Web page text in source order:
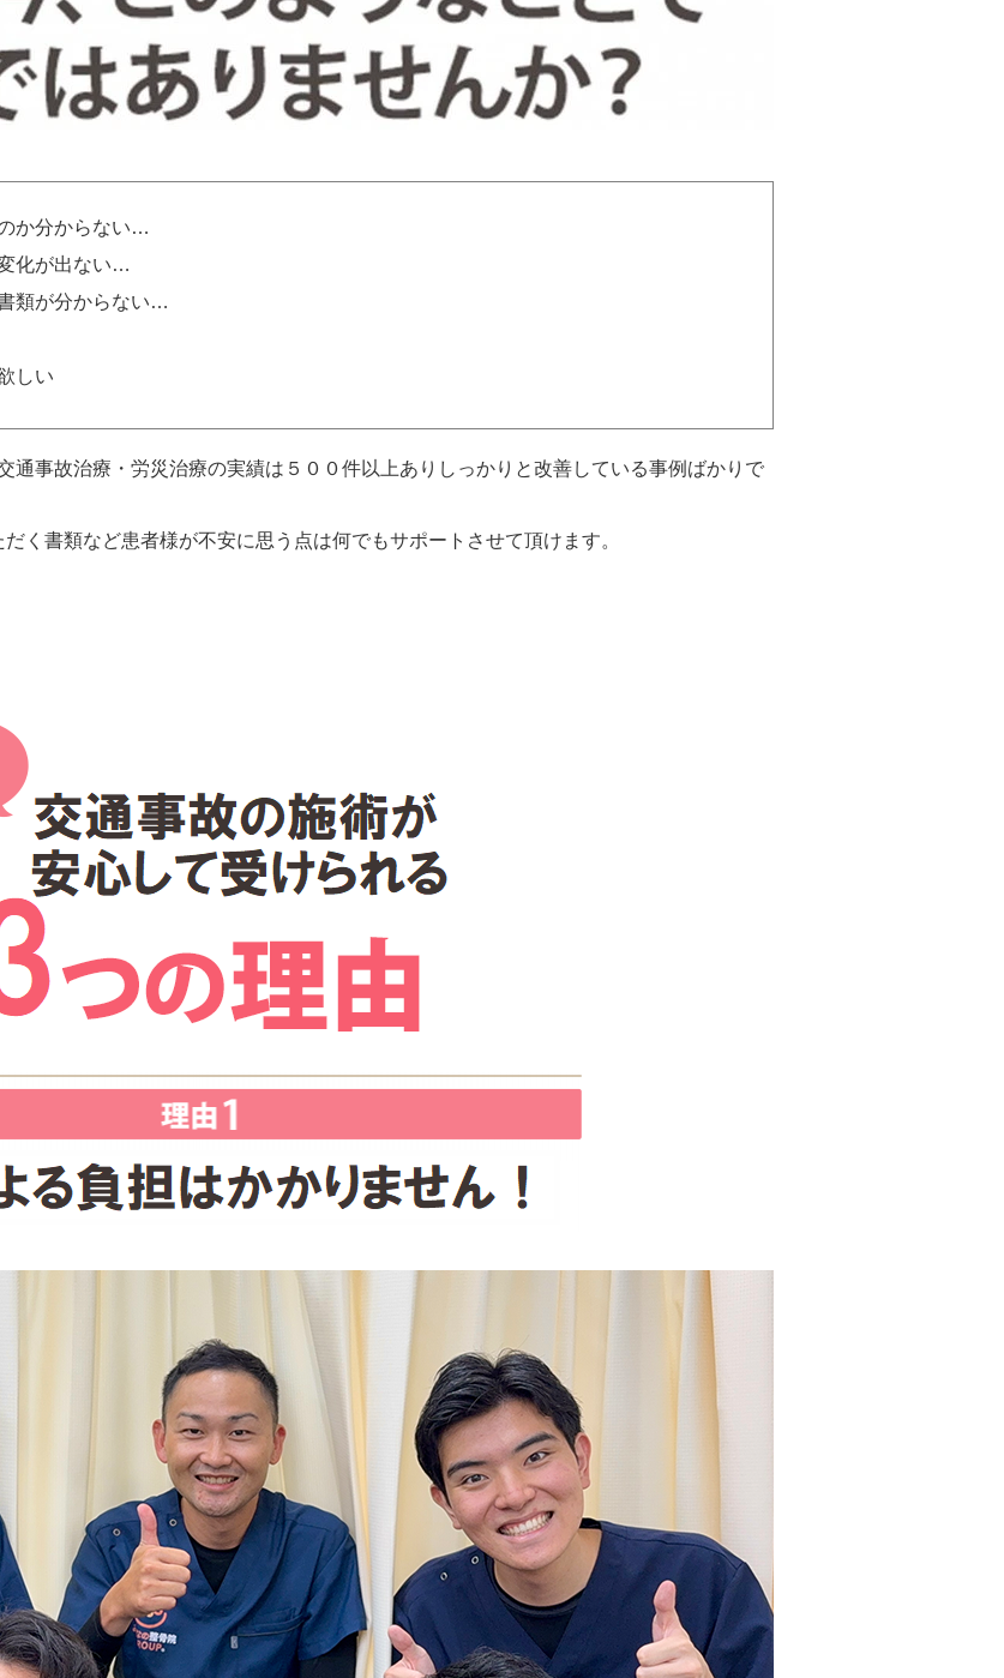
か分からない…
化が出ない…
類が分からない…
しい
通事故治療・労災治療の実績は５００件以上ありしっかりと改善している事例ばかりで
く書類など患者様が不安に思う点は何でもサポートさせて頂けます。